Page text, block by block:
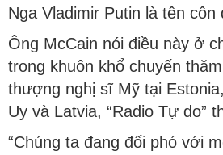
Nga Vladimir Putin là tên côn
Ông McCain nói điều này ở
trong khuôn khổ chuyến
thượng nghị sĩ Mỹ tại
Uy và Latvia, “Radio Tự do”
“Chúng ta đang đối phó với